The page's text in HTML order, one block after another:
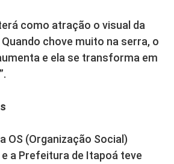
como atração o visual da
chove muito na serra, o
e ela se transforma em
OS (Organização Social)
a Prefeitura de Itapoá teve